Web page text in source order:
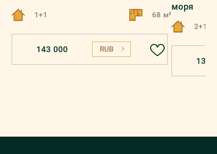
1+1 68 м²
143 000 RUB
моря
2+1
130